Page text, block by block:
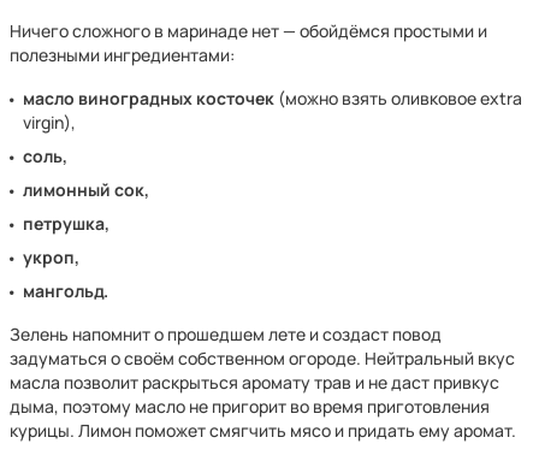
Ничего сложного в маринаде нет — обойдёмся простыми и
полезными ингредиентами:
масло виноградных косточек (можно взять оливковое extra
virgin),
соль,
лимонный сок,
петрушка,
укроп,
мангольд.
Зелень напомнит о прошедшем лете и создаст повод
задуматься о своём собственном огороде. Нейтральный вкус
масла позволит раскрыться аромату трав и не даст привкус
дыма, поэтому масло не пригорит во время приготовления
курицы. Лимон поможет смягчить мясо и придать ему аромат.